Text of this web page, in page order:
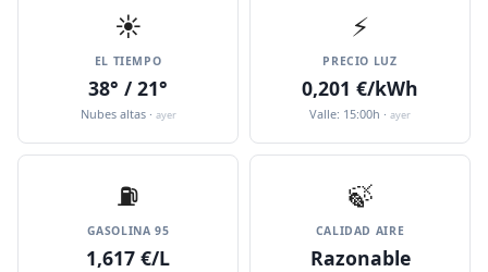
☀️
EL TIEMPO
38° / 21°
Nubes altas · ayer
⚡
PRECIO LUZ
0,201 €/kWh
Valle: 15:00h · ayer
⛽️
GASOLINA 95
1,617 €/L
🍃
CALIDAD AIRE
Razonable